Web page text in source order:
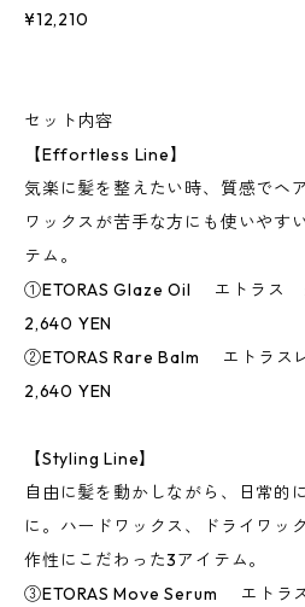
¥12,210
セット内容
【Effortless Line】
気楽に髪を整えたい時、質感でヘ
ワックスが苦手な方にも使いやす
テム。
①ETORAS Glaze Oil エトラス
2,640 YEN
②ETORAS Rare Balm エトラ
2,640 YEN
【Styling Line】
自由に髪を動かしながら、日常的
に。ハードワックス、ドライワッ
作性にこだわった3アイテム。
③ETORAS Move Serum エト